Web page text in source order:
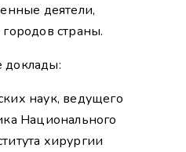
деятели,
страны.
доклады:
наук, ведущего
Национального
хирургии